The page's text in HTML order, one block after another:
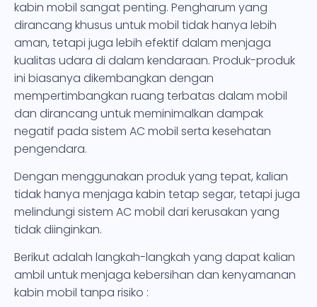
kabin mobil sangat penting. Pengharum yang
dirancang khusus untuk mobil tidak hanya lebih
aman, tetapi juga lebih efektif dalam menjaga
kualitas udara di dalam kendaraan. Produk-produk
ini biasanya dikembangkan dengan
mempertimbangkan ruang terbatas dalam mobil
dan dirancang untuk meminimalkan dampak
negatif pada sistem AC mobil serta kesehatan
pengendara.
Dengan menggunakan produk yang tepat, kalian
tidak hanya menjaga kabin tetap segar, tetapi juga
melindungi sistem AC mobil dari kerusakan yang
tidak diinginkan.
Berikut adalah langkah-langkah yang dapat kalian
ambil untuk menjaga kebersihan dan kenyamanan
kabin mobil tanpa risiko :